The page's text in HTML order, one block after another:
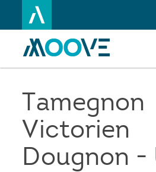
au
principalTamegnon
Victorien
Dougnon -